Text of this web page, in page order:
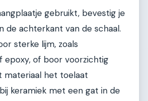
gebruikt, bevestig je
de achterkant van de schaal.
sterke lijm, zoals
epoxy, of boor voorzichtig
materiaal het toelaat
keramiek met een gat in de